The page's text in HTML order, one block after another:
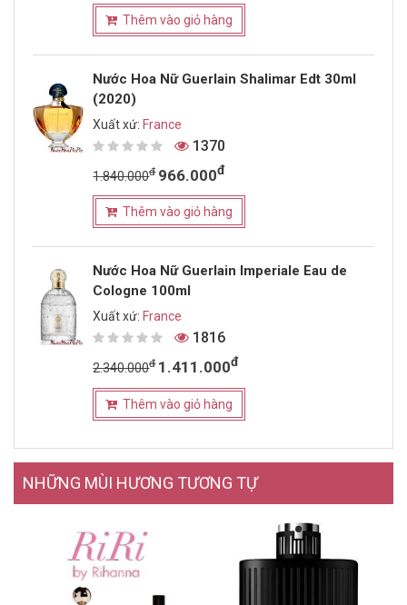
Thêm vào giỏ hàng
Nước Hoa Nữ Guerlain Shalimar Edt 30ml
(2020)
Xuất xứ: France
1370
1.840.000đ 966.000đ
Thêm vào giỏ hàng
Nước Hoa Nữ Guerlain Imperiale Eau de
Cologne 100ml
Xuất xứ: France
1816
2.340.000đ 1.411.000đ
Thêm vào giỏ hàng
NHỮNG MÙI HƯƠNG TƯƠNG TỰ